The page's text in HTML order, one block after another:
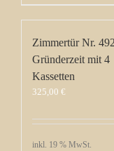
Zimmertür Nr. 492
Gründerzeit mit 4
Kassetten
325,00 €
inkl. 19 % MwSt.